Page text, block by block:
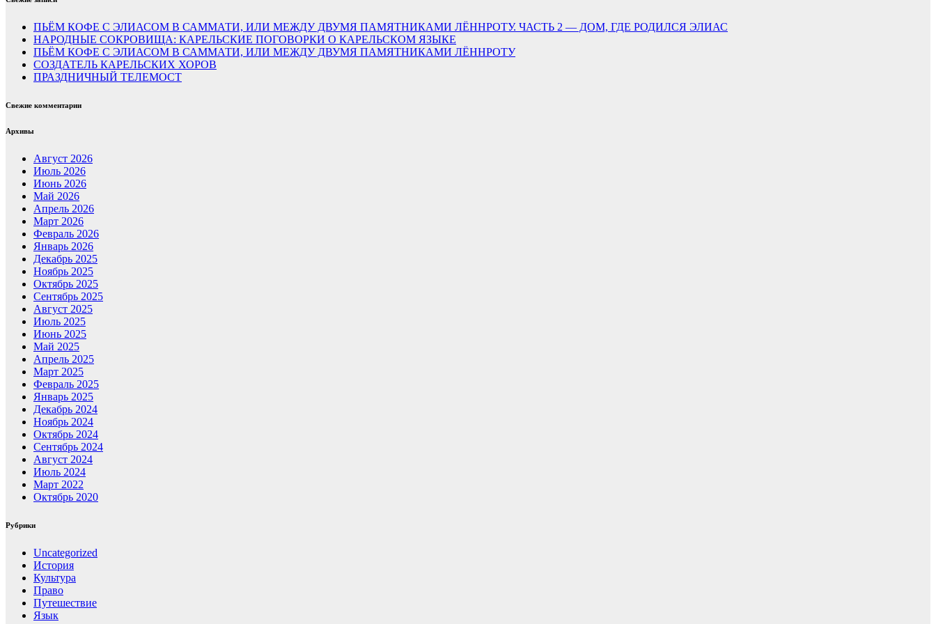
ПЬЁМ КОФЕ С ЭЛИАСОМ В САММАТИ, ИЛИ МЕЖДУ ДВУМЯ ПАМЯТНИКАМИ ЛЁННРОТУ. ЧАСТЬ 2 — ДОМ, ГДЕ РОДИЛСЯ ЭЛИАС
НАРОДНЫЕ СОКРОВИЩА: КАРЕЛЬСКИЕ ПОГОВОРКИ О КАРЕЛЬСКОМ ЯЗЫКЕ
ПЬЁМ КОФЕ С ЭЛИАСОМ В САММАТИ, ИЛИ МЕЖДУ ДВУМЯ ПАМЯТНИКАМИ ЛЁННРОТУ
СОЗДАТЕЛЬ КАРЕЛЬСКИХ ХОРОВ
ПРАЗДНИЧНЫЙ ТЕЛЕМОСТ
Свежие комментарии
Архивы
Август 2026
Июль 2026
Июнь 2026
Май 2026
Апрель 2026
Март 2026
Февраль 2026
Январь 2026
Декабрь 2025
Ноябрь 2025
Октябрь 2025
Сентябрь 2025
Август 2025
Июль 2025
Июнь 2025
Май 2025
Апрель 2025
Март 2025
Февраль 2025
Январь 2025
Декабрь 2024
Ноябрь 2024
Октябрь 2024
Сентябрь 2024
Август 2024
Июль 2024
Март 2022
Октябрь 2020
Рубрики
Uncategorized
История
Культура
Право
Путешествие
Язык